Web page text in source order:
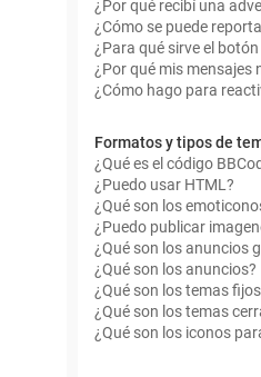
¿Por qué recibí una
¿Cómo se puede
¿Para qué sirve el
¿Por qué mis mensajes
¿Cómo hago para
Formatos y tipos de
¿Qué es el código
¿Puedo usar HTML?
¿Qué son los
¿Puedo publicar
¿Qué son los anuncios
¿Qué son los anuncios?
¿Qué son los temas
¿Qué son los temas
¿Qué son los iconos